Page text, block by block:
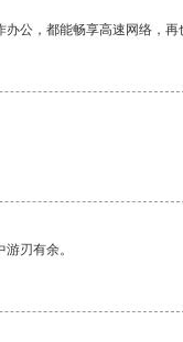
公，都能畅享高速网络，
刃有余。